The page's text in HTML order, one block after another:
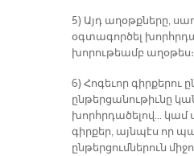
5) Այդ աղօթքները,
օգտագործել
խորութեամբ աղօթես։
6) Հոգեւոր գիրքերու
ընթերցանութիւնը
խորհրդածելով… կամ
գիրքեր, այնպէս որ
ընթերցումներուն